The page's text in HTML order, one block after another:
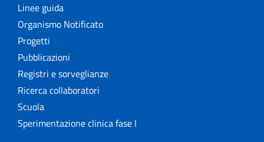
Linee guida
Organismo Notificato
Progetti
Pubblicazioni
Registri e sorveglianze
Ricerca collaboratori
Scuola
Sperimentazione clinica fase I